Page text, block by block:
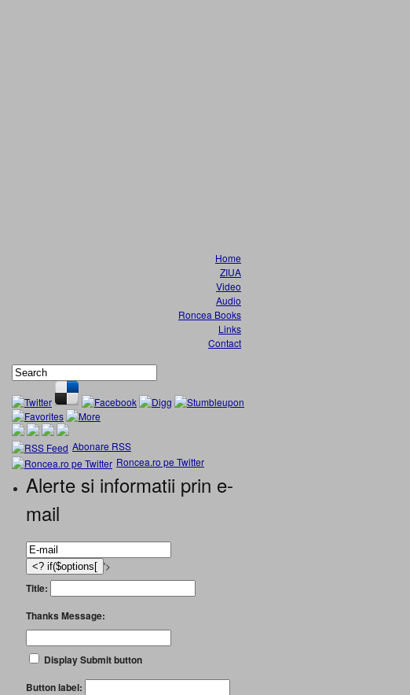
Home
ZIUA
Video
Audio
Roncea Books
Links
Contact
Abonare RSS
Roncea.ro pe Twitter
Alerte si informatii prin e-
mail
'>
Title:
Thanks Message:
Display Submit button
Button label: